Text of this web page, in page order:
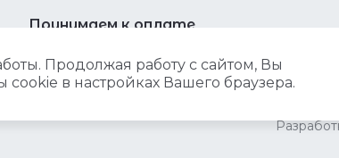
Принимаем к оплате
Продолжая работу с сайтом, Вы
в настройках Вашего браузера.